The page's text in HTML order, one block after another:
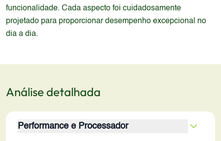
funcionalidade. Cada aspecto foi cuidadosamente
projetado para proporcionar desempenho excepcional no
dia a dia.
Análise detalhada
Performance e Processador